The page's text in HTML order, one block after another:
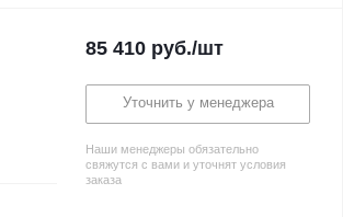
85 410 руб./шт
Уточнить у менеджера
Наши менеджеры обязательно
свяжутся с вами и уточнят условия
заказа